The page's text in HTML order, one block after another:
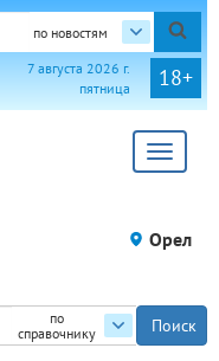
по новостям
18+
7 августа 2026 г.
пятница
Toggle
Орел
по
справочнику